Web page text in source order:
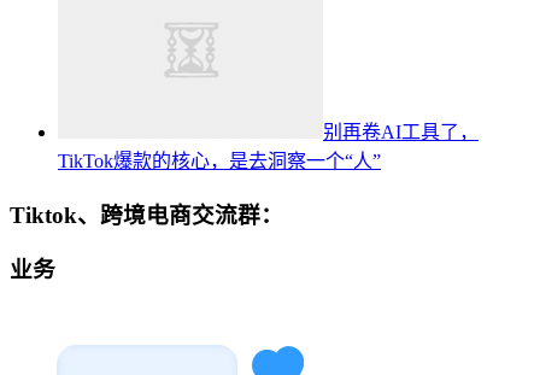
别再卷AI工具了，
TikTok爆款的核心，是去洞察一个“人”
Tiktok、跨境电商交流群：
业务